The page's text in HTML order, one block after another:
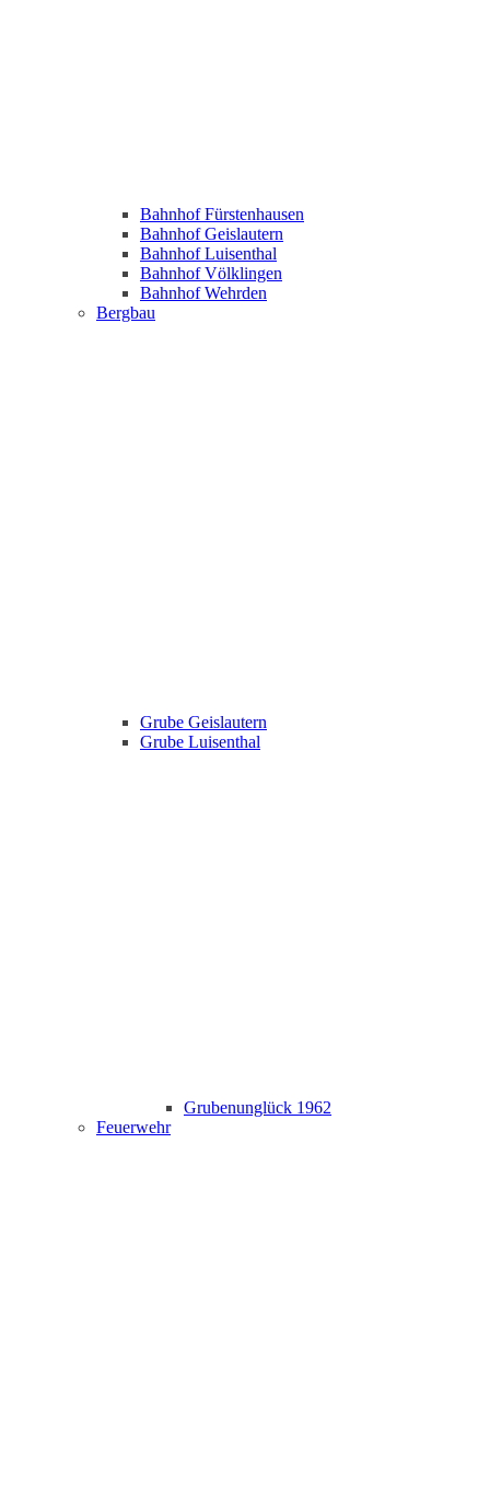
Bahnhof Fürstenhausen
Bahnhof Geislautern
Bahnhof Luisenthal
Bahnhof Völklingen
Bahnhof Wehrden
Bergbau
Grube Geislautern
Grube Luisenthal
Grubenunglück 1962
Feuerwehr